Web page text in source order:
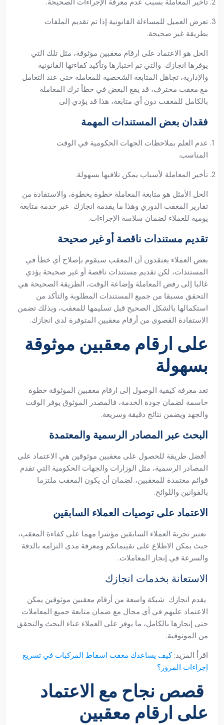
تعرض العميل للمساءلة القانونية إذا تم تقديم الملفات
بطريقة غير صحيحة.
الحل هو الاعتماد على ارقام معقبين موثوقة، مثل تلك التي
يوفرها انجازك والتي تم اختبارها وتأكيد كفاءتها القانونية
والإدارية، تجاهل المتابعة الشخصية للمعاملة حتى عند التعامل
مع معقب محترف، قد يقع البعض في خطأ ترك المعاملة
بالكامل للمعقب دون أي متابعة، هذا قد يؤدي إلى
فقدان بعض المستندات المهمة
عدم العلم بملاحظات الجهات الحكومية في الوقت
المناسب.
تأخير المعاملة لأسباب يمكن تلافيها بسهولة.
الحل الأمثل هو متابعة المعاملة خطوة بخطوة، والاستفادة من
تقارير المعقب الدوري وهذا ما يقدمه انجازك عبر خدمة متابعة
يومية للعملاء لضمان سلاسة الإجراءات.
تقديم مستندات ناقصة أو غير صحيحة
بعض العملاء يعتقدون أن المعقب سيقوم بإصلاح أي خطأ في
المستندات، لكن تقديم مستندات ناقصة أو غير صحيحة يؤدي
غالبا إلى رفض المعاملة وإضاعة الوقت، الطريقة الصحيحة هي
التحقق مسبقا من جميع المستندات المطلوبة والتأكد من
استكمالها بالشكل الصحيح قبل تسليمها للمعقب، وبذلك تضمن
الاستفادة القصوى من أرقام معقبين المتوفرة لدى انجازك.
على ارقام معقبين موثوقة
بسهولة
تعد معرفة كيفية الوصول إلى ارقام معقبين الموثوقة خطوة
حاسمة لضمان جودة الخدمة، فالمصدر الموثوق يوفر الوقت
والجهد ويضمن نتائج دقيقة وسريعة.
البحث عبر المصادر الرسمية والمعتمدة
أفضل طريقة للحصول على معقبين موثوقين هي الاعتماد على
المصادر الرسمية، مثل الوزارات والجهات الحكومية التي تقدم
قوائم معتمدة للمعقبين، لضمان أن يكون المعقب ملتزما
بالقوانين واللوائح.
الاعتماد على توصيات العملاء السابقين
تعتبر تجربة العملاء السابقين مؤشرا مهما على كفاءة المعقب،
حيث يمكن الاطلاع على تقييماتكم ومعرفة مدى التزامه بالدقة
والسرعة في إنجاز المعاملات.
الاستعانة بخدمات انجازك
يقدم انجازك شبكة واسعة من أرقام معقبين موثوقين يمكن
الاعتماد عليهم في أي مجال مع ضمان متابعة جميع المعاملات
حتى إنجازها بالكامل، ما يوفر على العملاء عناء البحث والتحقق
من الموثوقية.
اقرأ المزيد:كيف يساعدك معقب اسقاط المركبات في تسريع
إجراءات المرور؟
قصص نجاح مع الاعتماد
على ارقام معقبين